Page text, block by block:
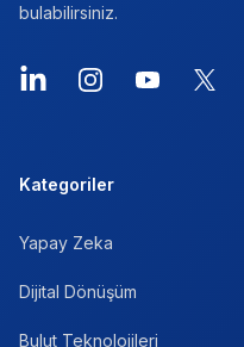
bulabilirsiniz.
LinkedInInstagramYouTube
X
Kategoriler
Yapay Zeka
Dijital Dönüşüm
Bulut Teknolojileri